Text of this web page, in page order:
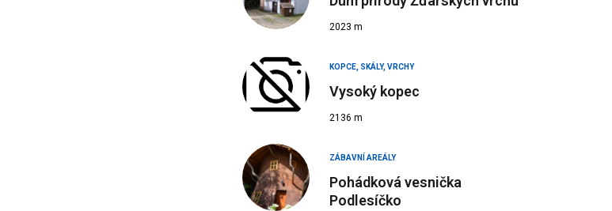
2023 m
KOPCE, SKÁLY, VRCHY
Vysoký kopec
2136 m
ZÁBAVNÍ AREÁLY
Pohádková vesnička
Podlesíčko